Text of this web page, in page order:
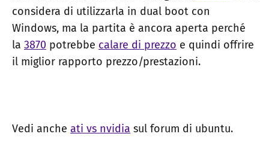
considera di utilizzarla in dual boot con
Windows, ma la partita è ancora aperta perché
la 3870 potrebbe calare di prezzo e quindi offrire
il miglior rapporto prezzo/prestazioni.
Vedi anche ati vs nvidia sul forum di ubuntu.